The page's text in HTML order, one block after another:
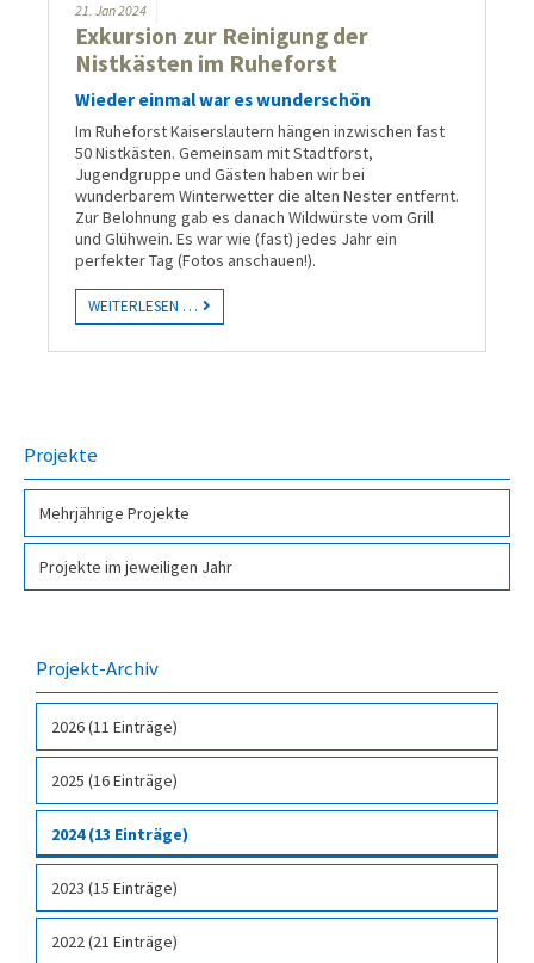
21. Jan2024
Exkursion zur Reinigung der
Nistkästen im Ruheforst
Wieder einmal war es wunderschön
Im Ruheforst Kaiserslautern hängen inzwischen fast
50 Nistkästen. Gemeinsam mit Stadtforst,
Jugendgruppe und Gästen haben wir bei
wunderbarem Winterwetter die alten Nester entfernt.
Zur Belohnung gab es danach Wildwürste vom Grill
und Glühwein. Es war wie (fast) jedes Jahr ein
perfekter Tag (Fotos anschauen!).
WEITERLESEN …
Projekte
Mehr­jähri­ge Pro­jekte
Projekte im jeweiligen Jahr
Projekt-Archiv
2026 (11 Einträge)
2025 (16 Einträge)
2024 (13 Einträge)
2023 (15 Einträge)
2022 (21 Einträge)